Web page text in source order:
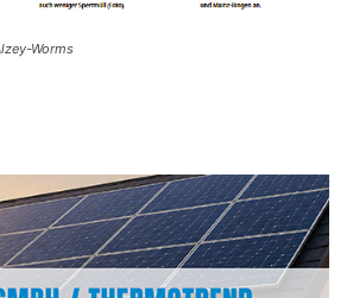
Worms